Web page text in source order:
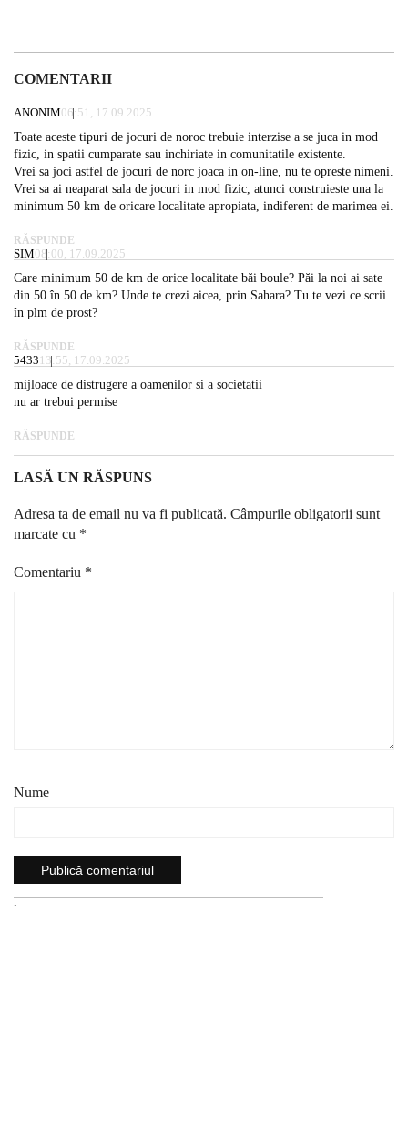
COMENTARII
ANONIM06:51, 17.09.2025
Toate aceste tipuri de jocuri de noroc trebuie interzise a se juca in mod
fizic, in spatii cumparate sau inchiriate in comunitatile existente.
Vrei sa joci astfel de jocuri de norc joaca in on-line, nu te opreste nimeni.
Vrei sa ai neaparat sala de jocuri in mod fizic, atunci construieste una la
minimum 50 km de oricare localitate apropiata, indiferent de marimea ei.
RĂSPUNDE
SIM08:00, 17.09.2025
Care minimum 50 de km de orice localitate băi boule? Păi la noi ai sate
din 50 în 50 de km? Unde te crezi aicea, prin Sahara? Tu te vezi ce scrii
în plm de prost?
RĂSPUNDE
5433 13:55, 17.09.2025
mijloace de distrugere a oamenilor si a societatii
nu ar trebui permise
RĂSPUNDE
LASĂ UN RĂSPUNS
Adresa ta de email nu va fi publicată. Câmpurile obligatorii sunt
marcate cu *
Comentariu *
Nume
`